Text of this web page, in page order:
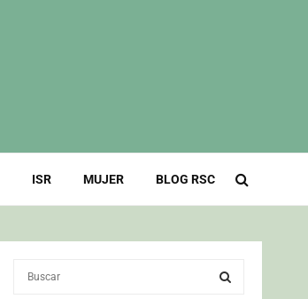
ISR MUJER BLOG RSC